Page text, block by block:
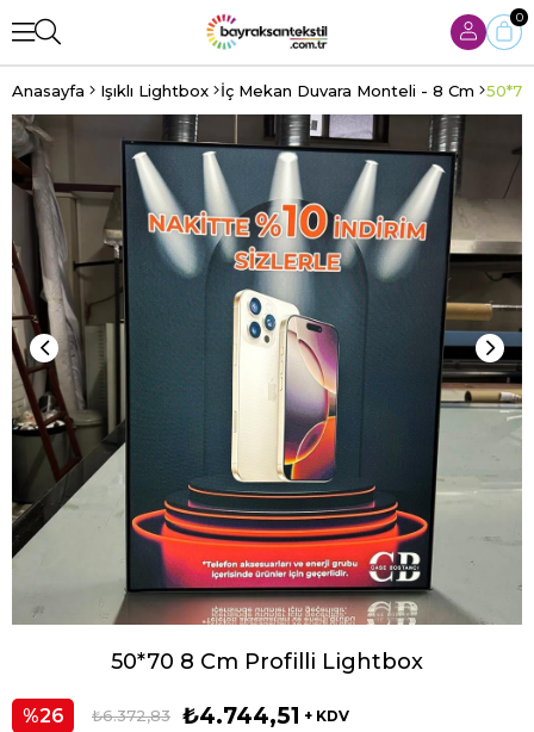
0
Anasayfa Işıklı Lightbox İç Mekan Duvara Monteli - 8 Cm
50*70 8 Cm Profilli Lightbox
26 ₺6.372,83 ₺4.744,51 + KDV